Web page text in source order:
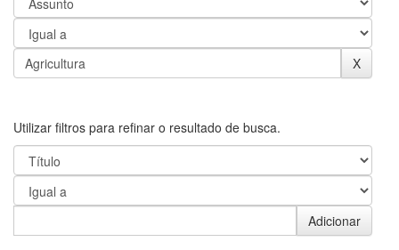
Utilizar filtros para refinar o resultado de busca.